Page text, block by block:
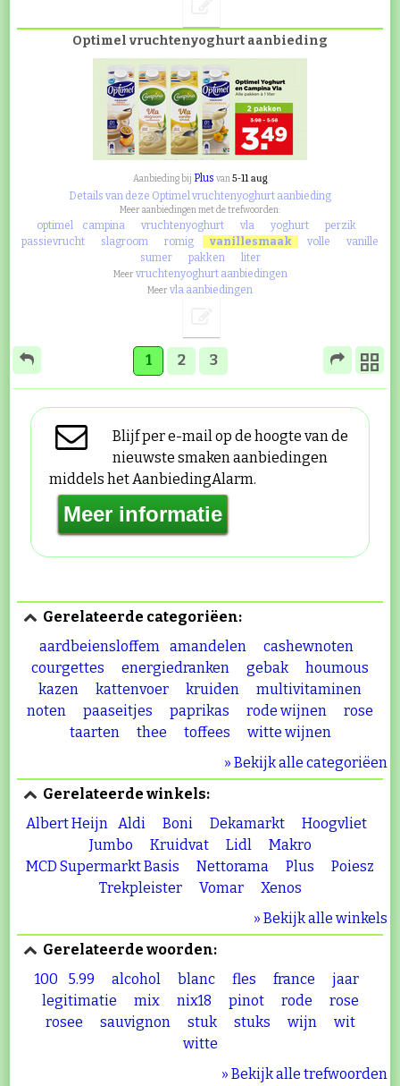
Optimel vruchtenyoghurt aanbieding
Aanbieding bij Plus van5-11 aug
Details van deze Optimel vruchtenyoghurt aanbieding
Meer aanbiedingen met de trefwoorden:
optimel campina vruchtenyoghurt vla yoghurt
perzik
passievrucht
slagroom romig vanillesmaak volle
vanille
sumer
pakken liter
Meer vruchtenyoghurt aanbiedingen
Meer vla aanbiedingen
1 2 3
Blijf per e-mail op de hoogte van de
nieuwste smaken aanbiedingen
middels het AanbiedingAlarm.
Gerelateerde categoriëen:
aardbeiensloffem amandelen
cashewnoten
courgettes
energiedranken gebak
houmous
kazen
kattenvoer kruiden
multivitaminen
noten
paaseitjes paprikas rode wijnen
rose
taarten
thee toffees
witte wijnen
» Bekijk alle categoriëen
Gerelateerde winkels:
Albert Heijn Aldi Boni Dekamarkt
Hoogvliet
Jumbo
Kruidvat Lidl
Makro
MCD Supermarkt Basis
Nettorama Plus
Poiesz
Trekpleister
Vomar
Xenos
» Bekijk alle winkels
Gerelateerde woorden:
100
5.99 alcohol blanc fles france
jaar
legitimatie
mix nix18 pinot rode
rose
rosee
sauvignon stuk stuks wijn
wit
witte
» Bekijk alle trefwoorden